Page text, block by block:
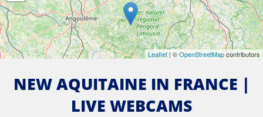
Leaflet | ©OpenStreetMapcontributors
NEW AQUITAINE IN FRANCE |
LIVE WEBCAMS